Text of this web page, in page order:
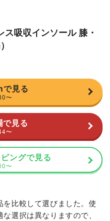
吸収インソール 膝・
見る
〜
で見る
〜
ングで見る
〜
比較して選びました。使
選択は異なりますので、